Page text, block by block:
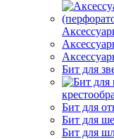
Бит для
Бит для
Бит для
Бит для